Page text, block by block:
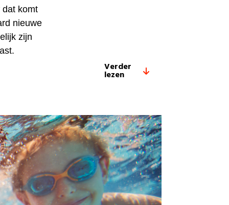
komt
nieuwe
zijn
Verder
lezen